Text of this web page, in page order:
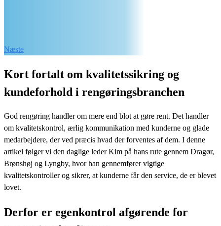
Næste
Kort fortalt om kvalitetssikring og
kundeforhold i rengøringsbranchen
God rengøring handler om mere end blot at gøre rent. Det handler
om kvalitetskontrol, ærlig kommunikation med kunderne og glade
medarbejdere, der ved præcis hvad der forventes af dem. I denne
artikel følger vi den daglige leder Kim på hans rute gennem Dragør,
Brønshøj og Lyngby, hvor han gennemfører vigtige
kvalitetskontroller og sikrer, at kunderne får den service, de er blevet
lovet.
Derfor er egenkontrol afgørende for